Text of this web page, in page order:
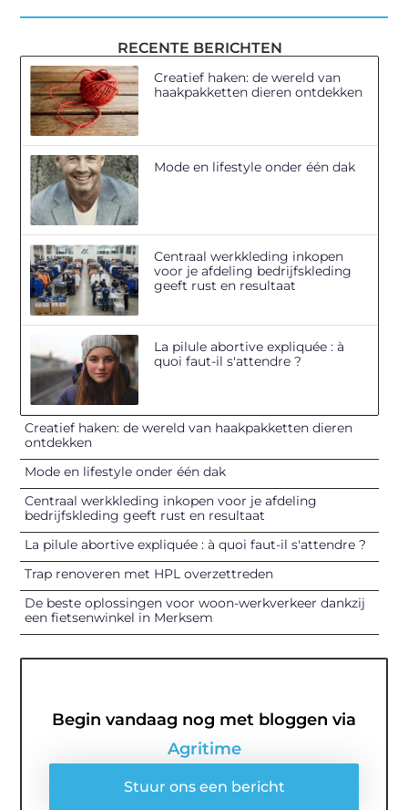
RECENTE BERICHTEN
Creatief haken: de wereld van
haakpakketten dieren ontdekken
Mode en lifestyle onder één dak
Centraal werkkleding inkopen
voor je afdeling bedrijfskleding
geeft rust en resultaat
La pilule abortive expliquée : à
quoi faut-il s'attendre ?
Creatief haken: de wereld van haakpakketten dieren
ontdekken
Mode en lifestyle onder één dak
Centraal werkkleding inkopen voor je afdeling
bedrijfskleding geeft rust en resultaat
La pilule abortive expliquée : à quoi faut-il s'attendre ?
Trap renoveren met HPL overzettreden
De beste oplossingen voor woon-werkverkeer dankzij
een fietsenwinkel in Merksem
Begin vandaag nog met bloggen via
Agritime
Stuur ons een bericht